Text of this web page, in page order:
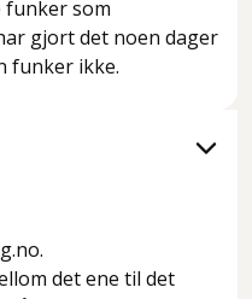
funker som
gjort det noen dager
funker ikke.
det ene til det